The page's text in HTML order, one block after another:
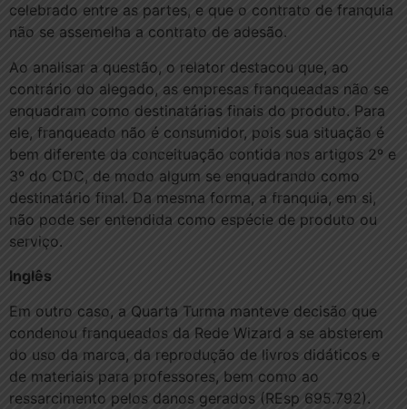
celebrado entre as partes, e que o contrato de franquia
não se assemelha a contrato de adesão.
Ao analisar a questão, o relator destacou que, ao
contrário do alegado, as empresas franqueadas não se
enquadram como destinatárias finais do produto. Para
ele, franqueado não é consumidor, pois sua situação é
bem diferente da conceituação contida nos artigos 2º e
3º do CDC, de modo algum se enquadrando como
destinatário final. Da mesma forma, a franquia, em si,
não pode ser entendida como espécie de produto ou
serviço.
Inglês
Em outro caso, a Quarta Turma manteve decisão que
condenou franqueados da Rede Wizard a se absterem
do uso da marca, da reprodução de livros didáticos e
de materiais para professores, bem como ao
ressarcimento pelos danos gerados (REsp 695.792).